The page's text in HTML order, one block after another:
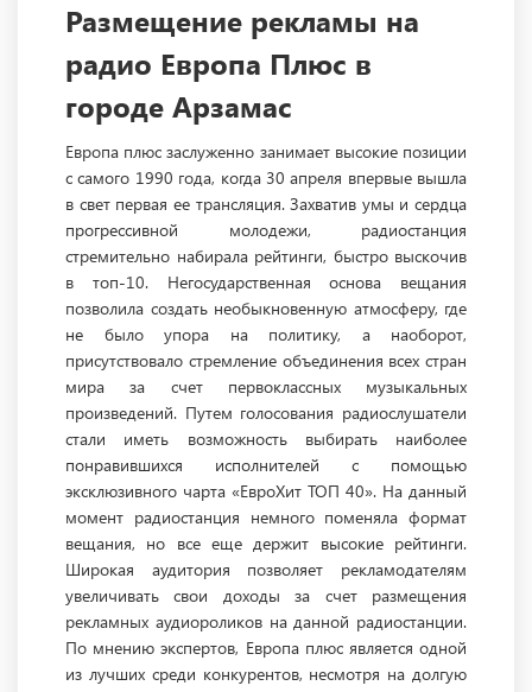
Размещение рекламы на
радио Европа Плюс в
городе Арзамас
Европа плюс заслуженно занимает высокие позиции
с самого 1990 года, когда 30 апреля впервые вышла
в свет первая ее трансляция. Захватив умы и сердца
прогрессивной молодежи, радиостанция
стремительно набирала рейтинги, быстро выскочив
в топ-10. Негосударственная основа вещания
позволила создать необыкновенную атмосферу, где
не было упора на политику, а наоборот,
присутствовало стремление объединения всех стран
мира за счет первоклассных музыкальных
произведений. Путем голосования радиослушатели
стали иметь возможность выбирать наиболее
понравившихся исполнителей с помощью
эксклюзивного чарта «ЕвроХит ТОП 40». На данный
момент радиостанция немного поменяла формат
вещания, но все еще держит высокие рейтинги.
Широкая аудитория позволяет рекламодателям
увеличивать свои доходы за счет размещения
рекламных аудиороликов на данной радиостанции.
По мнению экспертов, Европа плюс является одной
из лучших среди конкурентов, несмотря на долгую